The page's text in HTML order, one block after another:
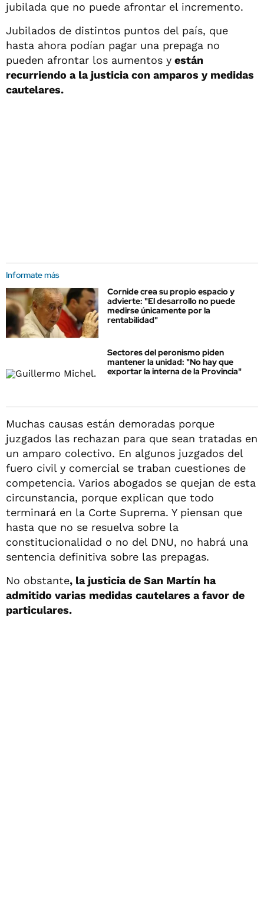
jubilada que no puede afrontar el incremento.
Jubilados de distintos puntos del país, que
hasta ahora podían pagar una prepaga no
pueden afrontar los aumentos y están
recurriendo a la justicia con amparos y medidas
cautelares.
Informate más
Cornide crea su propio espacio y
advierte: "El desarrollo no puede
medirse únicamente por la
rentabilidad"
Sectores del peronismo piden
mantener la unidad: "No hay que
exportar la interna de la Provincia"
Muchas causas están demoradas porque
juzgados las rechazan para que sean tratadas en
un amparo colectivo. En algunos juzgados del
fuero civil y comercial se traban cuestiones de
competencia. Varios abogados se quejan de esta
circunstancia, porque explican que todo
terminará en la Corte Suprema. Y piensan que
hasta que no se resuelva sobre la
constitucionalidad o no del DNU, no habrá una
sentencia definitiva sobre las prepagas.
No obstante, la justicia de San Martín ha
admitido varias medidas cautelares a favor de
particulares.